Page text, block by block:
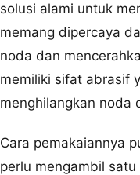
solusi alami untuk
memang dipercaya
noda dan
memiliki sifat abrasif
menghilangkan noda
Cara pemakaiannya
perlu mengambil